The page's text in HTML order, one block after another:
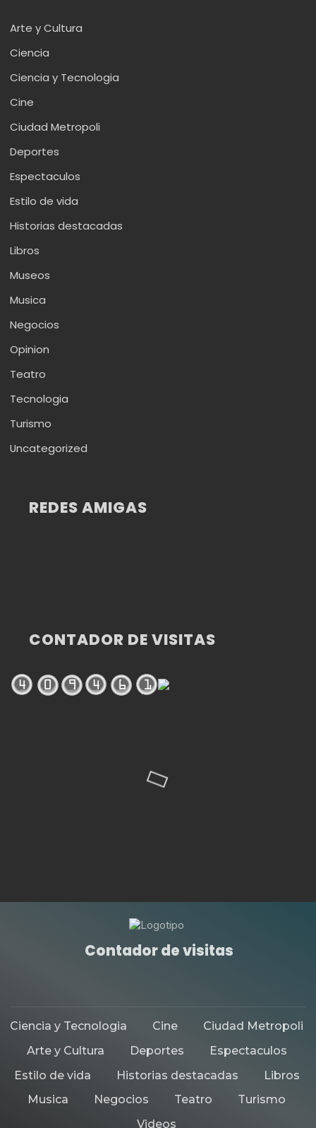
Arte y Cultura
Ciencia
Ciencia y Tecnologia
Cine
Ciudad Metropoli
Deportes
Espectaculos
Estilo de vida
Historias destacadas
Libros
Museos
Musica
Negocios
Opinion
Teatro
Tecnologia
Turismo
Uncategorized
REDES AMIGAS
CONTADOR DE VISITAS
Contador de visitas
Ciencia y Tecnologia Cine
Ciudad Metropoli
Arte y Cultura
Deportes
Espectaculos
Estilo de vida
Historias destacadas
Libros
Musica
Negocios Teatro
Turismo
Videos